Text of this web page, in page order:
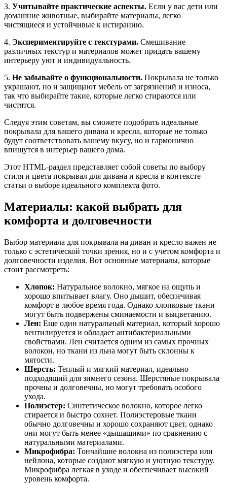
3. Учитывайте практические аспекты. Если у вас дети или
домашние животные, выбирайте материалы, легко
чистящиеся и устойчивые к истиранию.
4. Экспериментируйте с текстурами. Смешивание
различных текстур и материалов может придать вашему
интерьеру уют и индивидуальность.
5. Не забывайте о функциональности. Покрывала не только
украшают, но и защищают мебель от загрязнений и износа,
так что выбирайте такие, которые легко стираются или
чистятся.
Следуя этим советам, вы сможете подобрать идеальные
покрывала для вашего дивана и кресла, которые не только
будут соответствовать вашему вкусу, но и гармонично
впишутся в интерьер вашего дома.
Этот HTML-раздел представляет собой советы по выбору
стиля и цвета покрывал для дивана и кресла в контексте
статьи о выборе идеального комплекта фото.
Материалы: какой выбрать для
комфорта и долговечности
Выбор материала для покрывала на диван и кресло важен не
только с эстетической точки зрения, но и с учетом комфорта и
долговечности изделия. Вот основные материалы, которые
стоит рассмотреть:
Хлопок: Натуральное волокно, мягкое на ощупь и
хорошо впитывает влагу. Оно дышит, обеспечивая
комфорт в любое время года. Однако хлопковые ткани
могут быть подвержены сминаемости и выцветанию.
Лен: Еще один натуральный материал, который хорошо
вентилируется и обладает антибактериальными
свойствами. Лен считается одним из самых прочных
волокон, но ткани из льна могут быть склонны к
мятости.
Шерсть: Теплый и мягкий материал, идеально
подходящий для зимнего сезона. Шерстяные покрывала
прочны и долговечны, но могут требовать особого
ухода.
Полиэстер: Синтетическое волокно, которое легко
стирается и быстро сохнет. Полиэстеровые ткани
обычно долговечны и хорошо сохраняют цвет, однако
они могут быть менее «дышащими» по сравнению с
натуральными материалами.
Микрофибра: Тончайшие волокна из полиэстера или
нейлона, которые создают мягкую и уютную текстуру.
Микрофибра легкая в уходе и обеспечивает высокий
уровень комфорта.